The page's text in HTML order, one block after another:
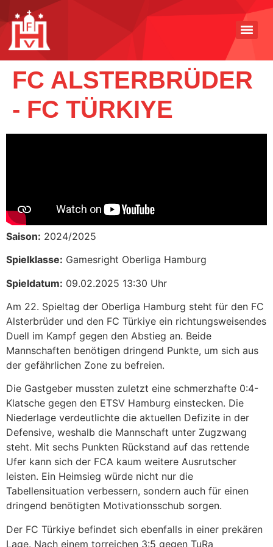
FC ALSTERBRÜDER
- FC TÜRKIYE
Saison: 2024/2025
Spielklasse: Gamesright Oberliga Hamburg
Spieldatum: 09.02.2025 13:30 Uhr
Am 22. Spieltag der Oberliga Hamburg steht für den FC
Alsterbrüder und den FC Türkiye ein richtungsweisendes
Duell im Kampf gegen den Abstieg an. Beide
Mannschaften benötigen dringend Punkte, um sich aus
der gefährlichen Zone zu befreien.
Die Gastgeber mussten zuletzt eine schmerzhafte 0:4-
Klatsche gegen den ETSV Hamburg einstecken. Die
Niederlage verdeutlichte die aktuellen Defizite in der
Defensive, weshalb die Mannschaft unter Zugzwang
steht. Mit sechs Punkten Rückstand auf das rettende
Ufer kann sich der FCA kaum weitere Ausrutscher
leisten. Ein Heimsieg würde nicht nur die
Tabellensituation verbessern, sondern auch für einen
dringend benötigten Motivationsschub sorgen.
Der FC Türkiye befindet sich ebenfalls in einer prekären
Lage. Nach einem torreichen 3:5 gegen TuRa